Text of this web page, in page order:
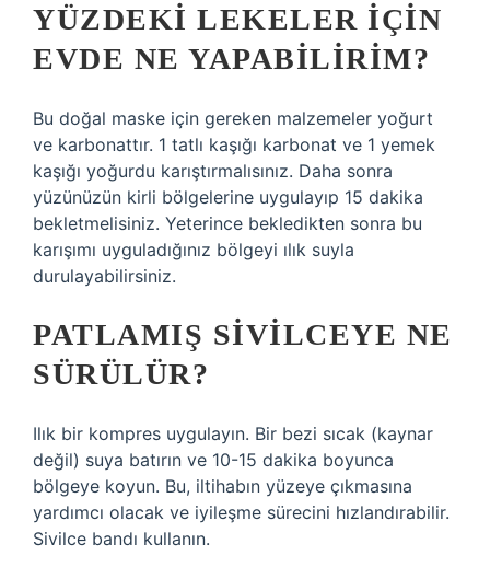
YÜZDEKI LEKELER IÇIN
EVDE NE YAPABILIRIM?
Bu doğal maske için gereken malzemeler yoğurt
ve karbonattır. 1 tatlı kaşığı karbonat ve 1 yemek
kaşığı yoğurdu karıştırmalısınız. Daha sonra
yüzünüzün kirli bölgelerine uygulayıp 15 dakika
bekletmelisiniz. Yeterince bekledikten sonra bu
karışımı uyguladığınız bölgeyi ılık suyla
durulayabilirsiniz.
PATLAMIŞ SIVILCEYE NE
SÜRÜLÜR?
Ilık bir kompres uygulayın. Bir bezi sıcak (kaynar
değil) suya batırın ve 10-15 dakika boyunca
bölgeye koyun. Bu, iltihabın yüzeye çıkmasına
yardımcı olacak ve iyileşme sürecini hızlandırabilir.
Sivilce bandı kullanın.